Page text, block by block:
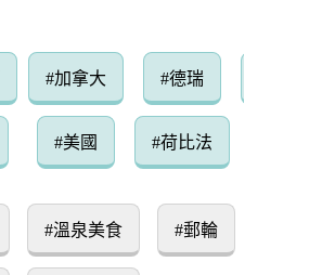
#加拿大
#美國
#德瑞
#荷比法
#溫泉美食 #郵輪